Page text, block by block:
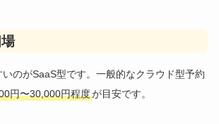
のがSaaS型です。一般的なクラウド型予約
円〜30,000円程度が目安です。